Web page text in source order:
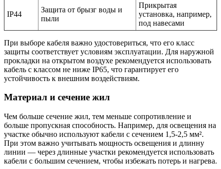
IP44
Защита от брызг воды и
пыли
Прикрытая
установка, например,
под навесами
При выборе кабеля важно удостовериться, что его класс
защиты соответствует условиям эксплуатации. Для наружной
прокладки на открытом воздухе рекомендуется использовать
кабель с классом не ниже IP65, что гарантирует его
устойчивость к внешним воздействиям.
Материал и сечение жил
Чем больше сечение жил, тем меньше сопротивление и
больше пропускная способность. Например, для освещения на
участке обычно используют кабели с сечением 1,5-2,5 мм².
При этом важно учитывать мощность освещения и длинну
линии — через длинные участки рекомендуется использовать
кабели с большим сечением, чтобы избежать потерь и нагрева.